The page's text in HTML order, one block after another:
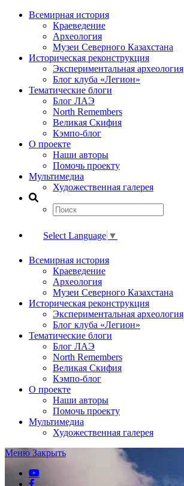
Всемирная история
Краеведение
Археология
Музеи Северного Казахстана
Историческая реконструкция
Экспериментальная археология
Блог клуба «Легион»
Тематические блоги
Блог ЛАЭ
North Remembers
Великая Скифия
Кэмпо-блог
О проекте
Наши авторы
Помочь проекту
Мультимедиа
Художественная галерея
Select Language ▼
Всемирная история
Краеведение
Археология
Музеи Северного Казахстана
Историческая реконструкция
Экспериментальная археология
Блог клуба «Легион»
Тематические блоги
Блог ЛАЭ
North Remembers
Великая Скифия
Кэмпо-блог
О проекте
Наши авторы
Помочь проекту
Мультимедиа
Художественная галерея
Меню Закрыть